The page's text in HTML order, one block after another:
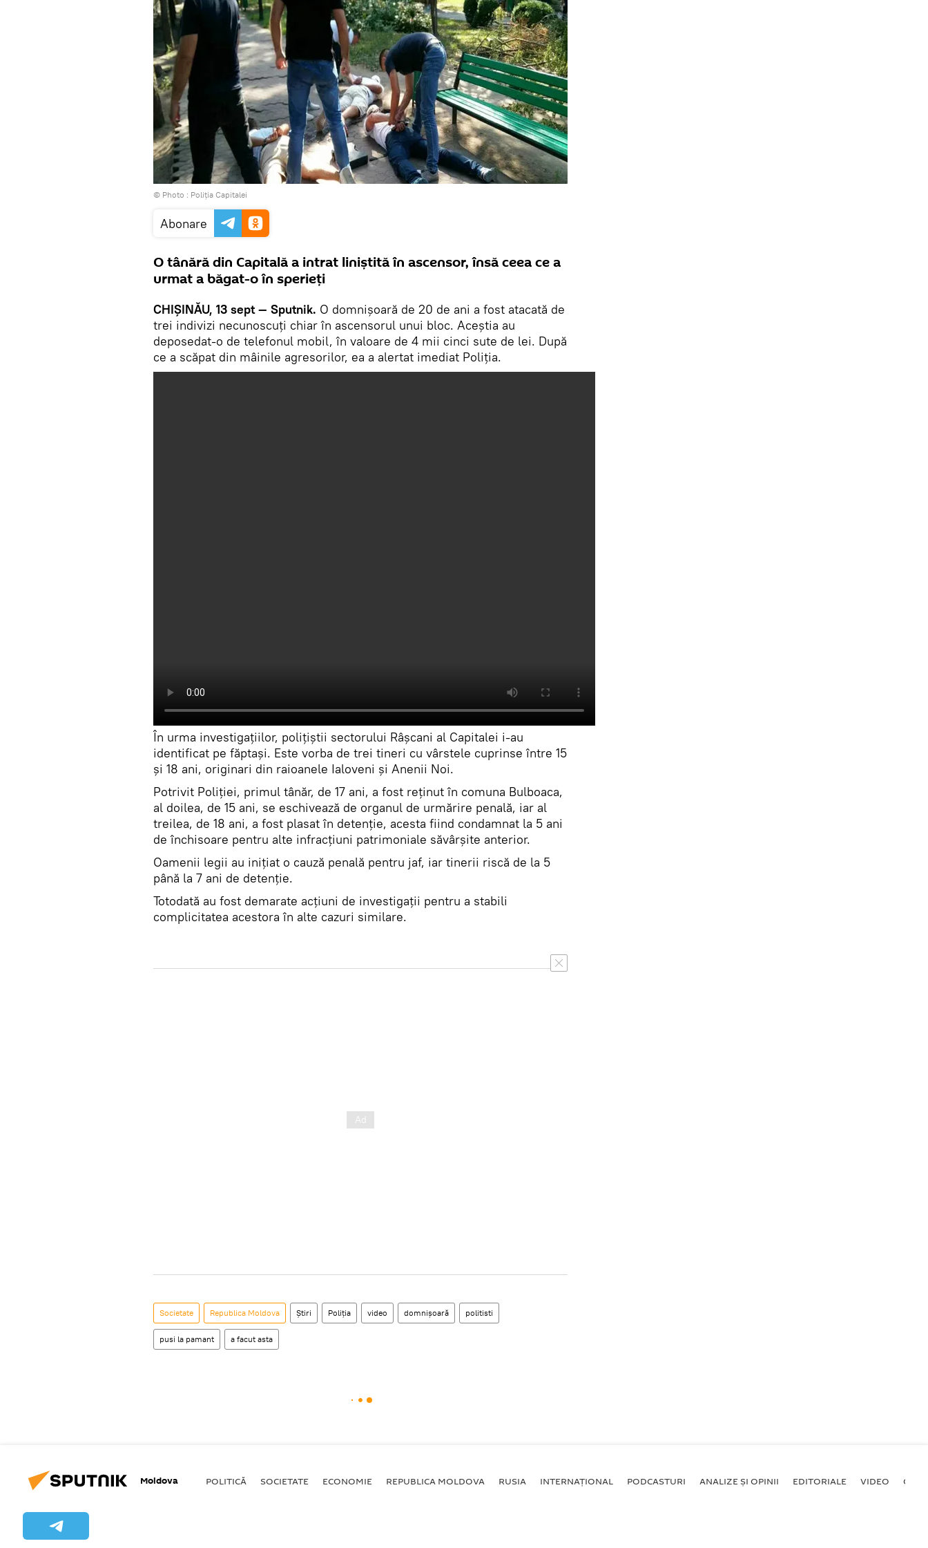
© Photo : Poliția Capitalei
Abonare
O tânără din Capitală a intrat liniștită în ascensor, însă ceea ce a
urmat a băgat-o în sperieți
CHIȘINĂU, 13 sept — Sputnik. O domnișoară de 20 de ani a fost atacată de
trei indivizi necunoscuți chiar în ascensorul unui bloc. Aceștia au
deposedat-o de telefonul mobil, în valoare de 4 mii cinci sute de lei. După
ce a scăpat din mâinile agresorilor, ea a alertat imediat Poliția.
În urma investigaţiilor, poliţiştii sectorului Râșcani al Capitalei i-au
identificat pe făptași. Este vorba de trei tineri cu vârstele cuprinse între 15
şi 18 ani, originari din raioanele Ialoveni şi Anenii Noi.
Potrivit Poliției, primul tânăr, de 17 ani, a fost reţinut în comuna Bulboaca,
al doilea, de 15 ani, se eschivează de organul de urmărire penală, iar al
treilea, de 18 ani, a fost plasat în detenţie, acesta fiind condamnat la 5 ani
de închisoare pentru alte infracţiuni patrimoniale săvârşite anterior.
Oamenii legii au inițiat o cauză penală pentru jaf, iar tinerii riscă de la 5
până la 7 ani de detenție.
Totodată au fost demarate acţiuni de investigaţii pentru a stabili
complicitatea acestora în alte cazuri similare.
Societate Republica Moldova Știri Poliția video domnișoară politisti
pusi la pamant a facut asta
Moldova POLITICĂ SOCIETATE ECONOMIE REPUBLICA MOLDOVA RUSIA INTERNAȚIONAL PODCASTURI ANALIZE ȘI OPINII EDITORIALE VIDEO